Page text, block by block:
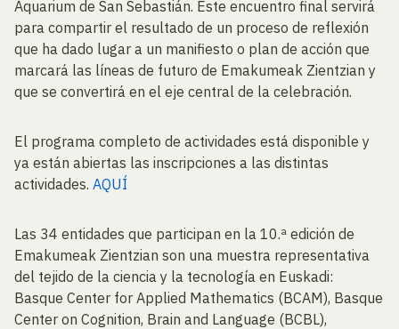
Aquarium de San Sebastián. Este encuentro final servirá
para compartir el resultado de un proceso de reflexión
que ha dado lugar a un manifiesto o plan de acción que
marcará las líneas de futuro de Emakumeak Zientzian y
que se convertirá en el eje central de la celebración.
El programa completo de actividades está disponible y
ya están abiertas las inscripciones a las distintas
actividades. AQUÍ
Las 34 entidades que participan en la 10.ª edición de
Emakumeak Zientzian son una muestra representativa
del tejido de la ciencia y la tecnología en Euskadi:
Basque Center for Applied Mathematics (BCAM), Basque
Center on Cognition, Brain and Language (BCBL),